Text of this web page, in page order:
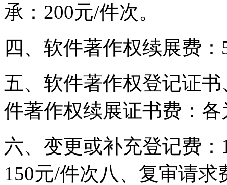
承：200元/件次。
四、软件著作权续展费
五、软件著作权登记证
件著作权续展证书费：各
六、变更或补充登记费
150元/件次八、复审请